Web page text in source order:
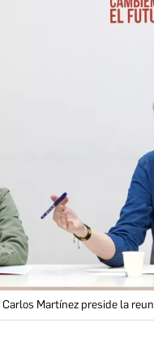
Martínez preside la